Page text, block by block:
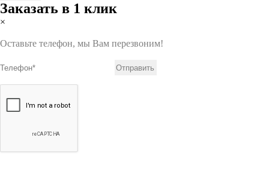
Заказать в 1 клик
×
Оставьте телефон, мы Вам перезвоним!